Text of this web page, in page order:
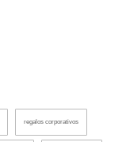
regalos corporativos